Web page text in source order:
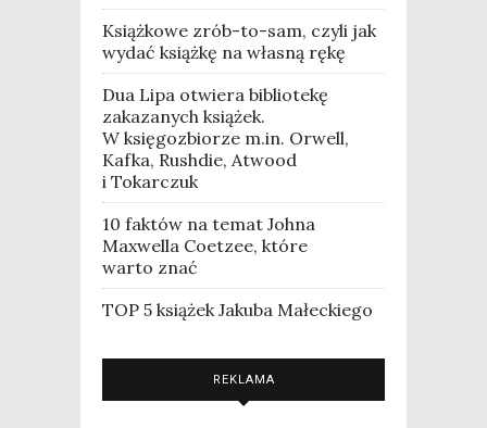
Książkowe zrób-to-sam, czyli jak
wydać książkę na własną rękę
Dua Lipa otwiera bibliotekę
zakazanych książek.
W księgozbiorze m.in. Orwell,
Kafka, Rushdie, Atwood
i Tokarczuk
10 faktów na temat Johna
Maxwella Coetzee, które
warto znać
TOP 5 książek Jakuba Małeckiego
REKLAMA